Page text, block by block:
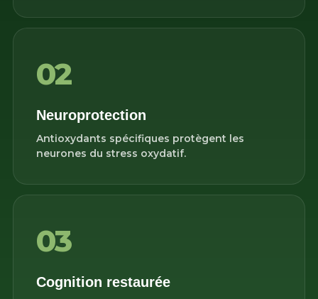
02
Neuroprotection
Antioxydants spécifiques protègent les
neurones du stress oxydatif.
03
Cognition restaurée